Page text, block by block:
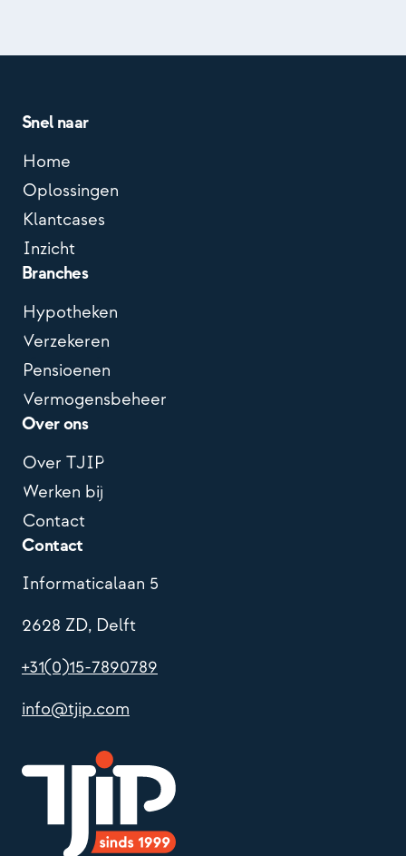
Snel naar
Home
Oplossingen
Klantcases
Inzicht
Branches
Hypotheken
Verzekeren
Pensioenen
Vermogensbeheer
Over ons
Over TJIP
Werken bij
Contact
Contact
Informaticalaan 5
2628 ZD, Delft
+31(0)15-7890789
info@tjip.com